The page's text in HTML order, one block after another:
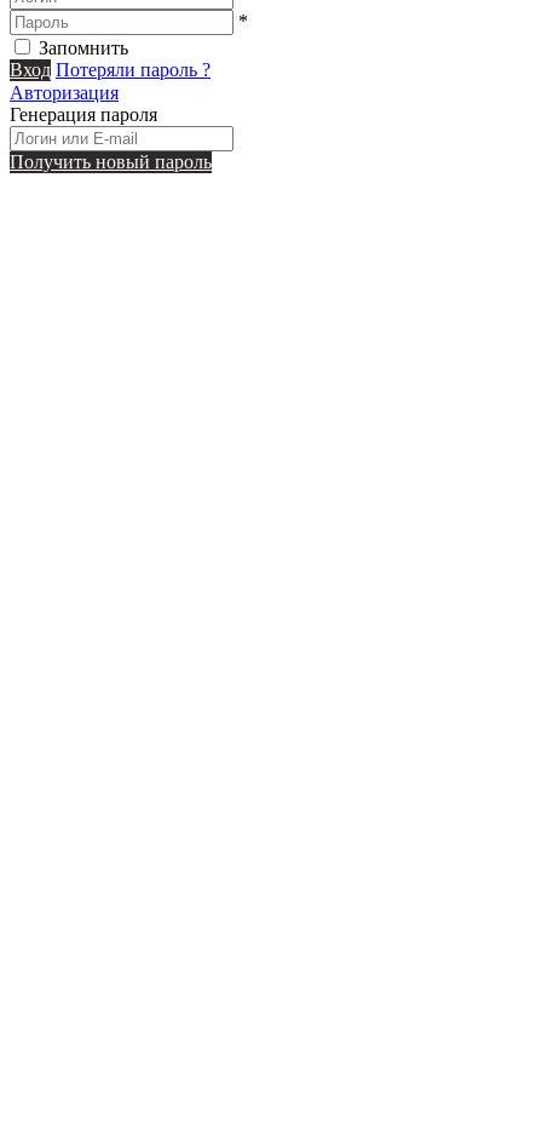
*
Запомнить
Вход Потеряли пароль ?
Авторизация
Генерация пароля
Получить новый пароль